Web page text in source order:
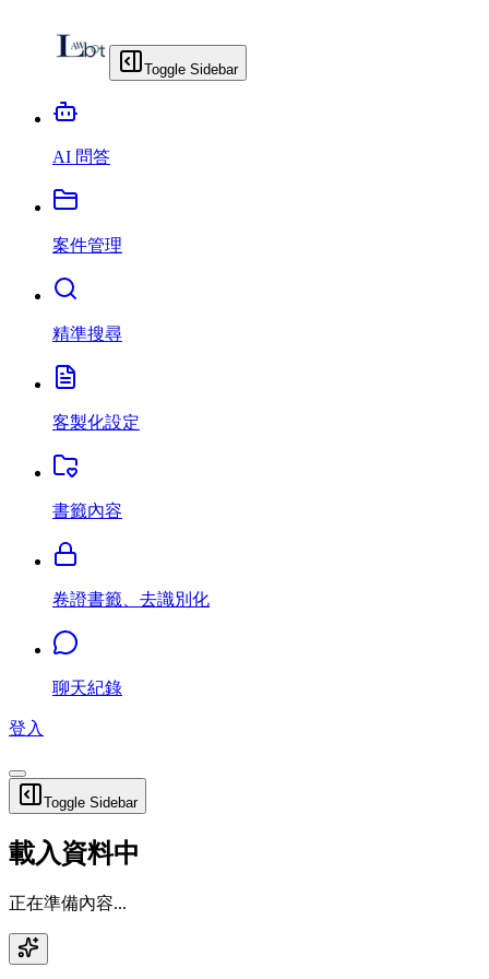
Toggle Sidebar
AI 問答
案件管理
精準搜尋
客製化設定
書籤內容
卷證書籤、去識別化
聊天紀錄
登入
Toggle Sidebar
載入資料中
正在準備內容...